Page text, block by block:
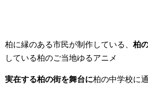
柏に縁のある市民が制作している、柏
している柏のご当地ゆるアニメ
実在する柏の街を舞台に柏の中学校に